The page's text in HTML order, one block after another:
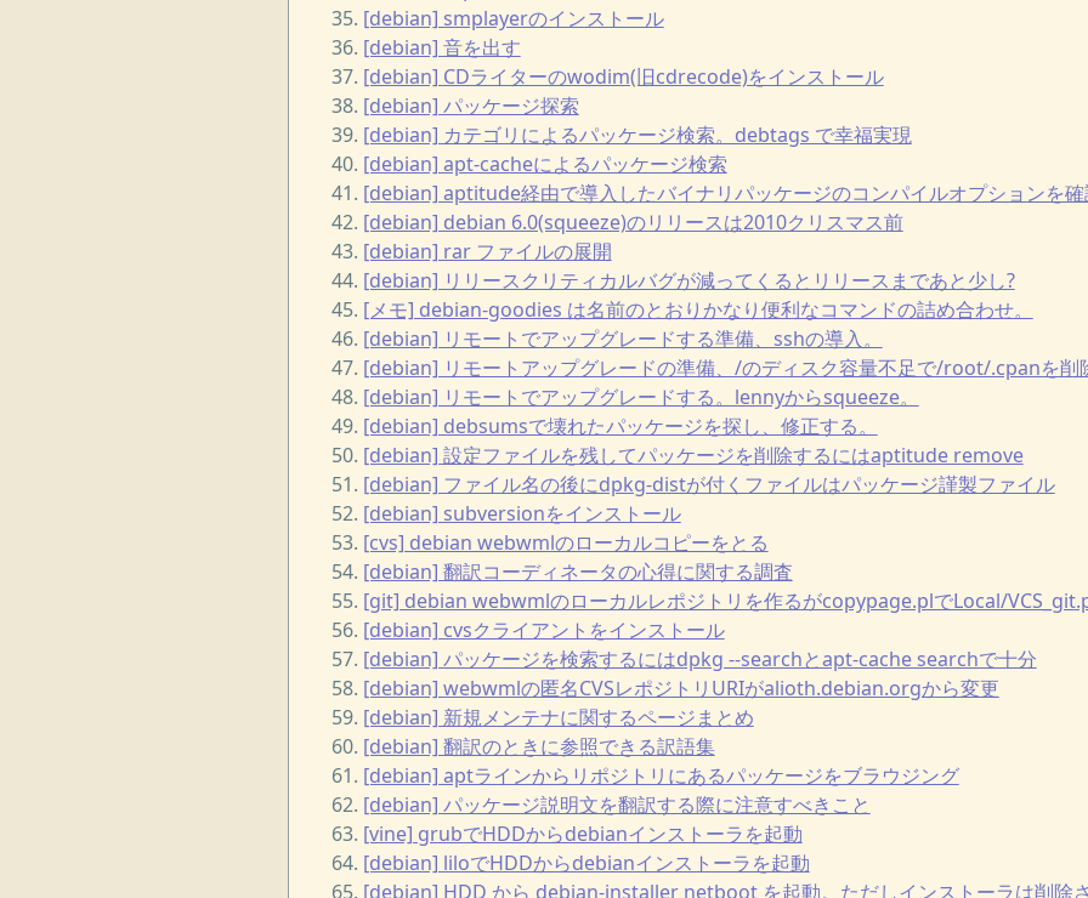
[debian] smplayerのインストール
[debian] 音を出す
[debian] CDライターのwodim(旧cdrecode)をインストール
[debian] パッケージ探索
[debian] カテゴリによるパッケージ検索。debtags で幸福実現
[debian] apt-cacheによるパッケージ検索
[debian] aptitude経由で導入したバイナリパッケージのコンパイルオプションを
[debian] debian 6.0(squeeze)のリリースは2010クリスマス前
[debian] rar ファイルの展開
[debian] リリースクリティカルバグが減ってくるとリリースまであと少し?
[メモ] debian-goodies は名前のとおりかなり便利なコマンドの詰め合わせ。
[debian] リモートでアップグレードする準備、sshの導入。
[debian] リモートアップグレードの準備、/のディスク容量不足で/root/.cpanを削
[debian] リモートでアップグレードする。lennyからsqueeze。
[debian] debsumsで壊れたパッケージを探し、修正する。
[debian] 設定ファイルを残してパッケージを削除するにはaptitude remove
[debian] ファイル名の後にdpkg-distが付くファイルはパッケージ謹製ファイル
[debian] subversionをインストール
[cvs] debian webwmlのローカルコピーをとる
[debian] 翻訳コーディネータの心得に関する調査
[git] debian webwmlのローカルレポジトリを作るがcopypage.plでLocal/
[debian] cvsクライアントをインストール
[debian] パッケージを検索するにはdpkg --searchとapt-cache searchで十分
[debian] webwmlの匿名CVSレポジトリURIがalioth.debian.orgから変更
[debian] 新規メンテナに関するページまとめ
[debian] 翻訳のときに参照できる訳語集
[debian] aptラインからリポジトリにあるパッケージをブラウジング
[debian] パッケージ説明文を翻訳する際に注意すべきこと
[vine] grubでHDDからdebianインストーラを起動
[debian] liloでHDDからdebianインストーラを起動
[debian] HDD から debian-installer netboot を起動。ただしインストーラは削除